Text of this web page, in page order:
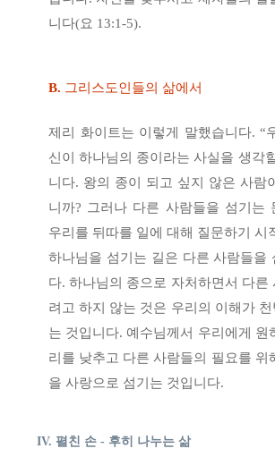
니다(요 13:1-5).
B. 그리스도인들의 삶에서
제리 화이트는 이렇게 말했습니다. “
신이 하나님의 종이라는 사실을 생각
니다. 왕의 종이 되고 싶지 않은 사람
니까? 그러나 다른 사람들을 섬기는
우리를 뒤따를 일에 대해 질문하기 시
하나님을 섬기는 길은 다른 사람들을
다. 하나님의 종으로 자처하면서 다른
려고 하지 않는 것은 우리의 이해가 천
는 것입니다. 예수님께서 우리에게 원
리를 낮추고 다른 사람들의 필요를 위
을 사랑으로 섬기는 것입니다.
IV. 펼친 손 - 후히 나누는 삶